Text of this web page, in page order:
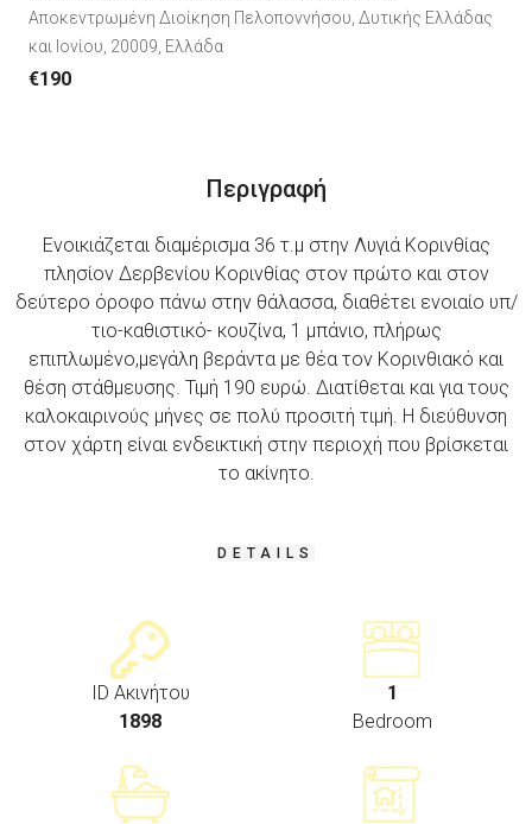
Αποκεντρωμένη Διοίκηση Πελοποννήσου, Δυτικής Ελλάδας
και Ιονίου, 20009, Ελλάδα
€190
Περιγραφή
Ενοικιάζεται διαμέρισμα 36 τ.μ στην Λυγιά Κορινθίας
πλησίον Δερβενίου Κορινθίας στον πρώτο και στον
δεύτερο όροφο πάνω στην θάλασσα, διαθέτει ενοιαίο υπ/
τιο-καθιστικό- κουζίνα, 1 μπάνιο, πλήρως
επιπλωμένο,μεγάλη βεράντα με θέα τον Κορινθιακό και
θέση στάθμευσης. Τιμή 190 ευρώ. Διατίθεται και για τους
καλοκαιρινούς μήνες σε πολύ προσιτή τιμή. Η διεύθυνση
στον χάρτη είναι ενδεικτική στην περιοχή που βρίσκεται
το ακίνητο.
DETAILS
ID Ακινήτου
1898
1
Bedroom